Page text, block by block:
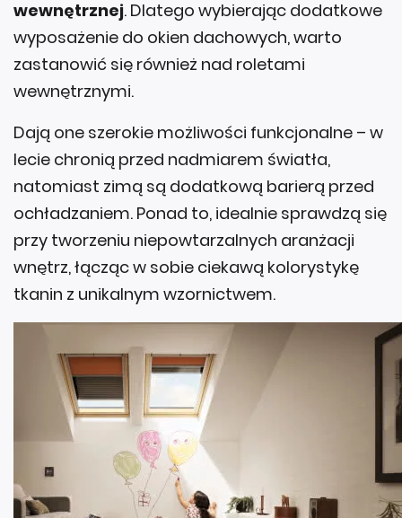
wyposażenie do okien dachowych, warto
zastanowić się również nad roletami
wewnętrznymi.
Dają one szerokie możliwości funkcjonalne – w
lecie chronią przed nadmiarem światła,
natomiast zimą są dodatkową barierą przed
ochładzaniem. Ponad to, idealnie sprawdzą się
przy tworzeniu niepowtarzalnych aranżacji
wnętrz, łącząc w sobie ciekawą kolorystykę
tkanin z unikalnym wzornictwem.